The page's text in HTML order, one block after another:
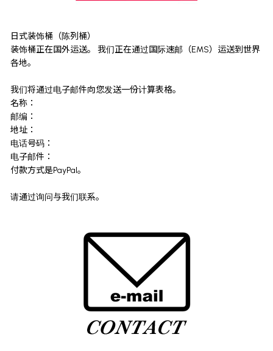
日式装饰桶（陈列桶）
装饰桶正在国外运送。 我们正在通过国际速邮（EMS）运送到世界
各地。
我们将通过电子邮件向您发送一份计算表格。
名称：
邮编：
地址：
电话号码：
电子邮件：
付款方式是PayPal。
请通过询问与我们联系。